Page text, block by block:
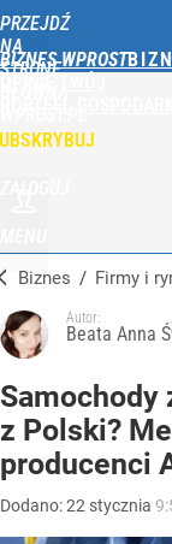
PRZEJDŹ
NA
STRONĘ
BIZNES WPROST
Biznes / Firmy i
Autor:
Beata Anna
Samochody
z Polski?
producenci
Dodano:22 stycznia